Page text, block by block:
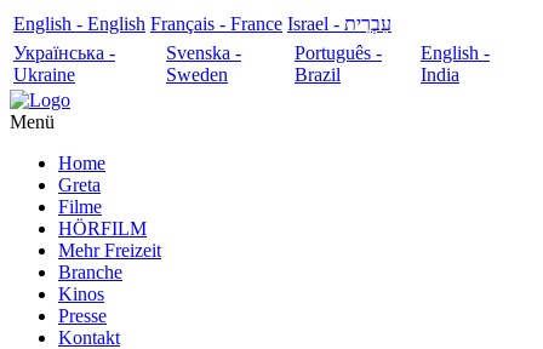
English - English Français - France
עִבְרִית - Israel
Українська -
Ukraine
Svenska -
Sweden
Português -
Brazil
English -
India
Menü
Home
Greta
Filme
HÖRFILM
Mehr Freizeit
Branche
Kinos
Presse
Kontakt